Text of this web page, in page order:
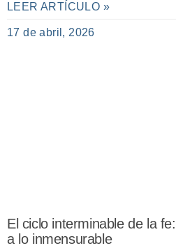
LEER ARTÍCULO »
17 de abril, 2026
El ciclo interminable de la
a lo inmensurable